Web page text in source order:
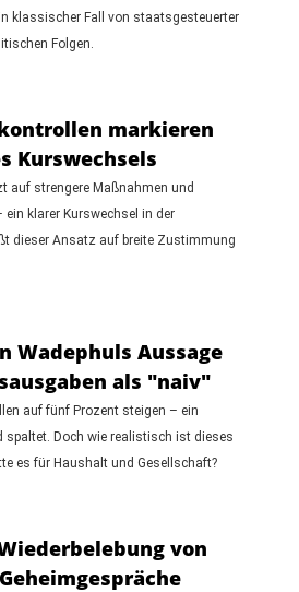
klassischer Fall von staatsgesteuerter
Folgen.
markieren
Kurswechsels
auf strengere Maßnahmen und
klarer Kurswechsel in der
dieser Ansatz auf breite Zustimmung
Wadephuls Aussage
als "naiv"
auf fünf Prozent steigen – ein
spaltet. Doch wie realistisch ist dieses
es für Haushalt und Gesellschaft?
von